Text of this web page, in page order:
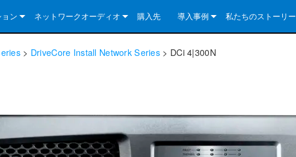
4|600
2|1200
4|600BL
2|600BL
2125
4125 Series
Analog Series
2|300
ン
CDi DriveCore Series- BLU Link
Commercial Series
ComTech DriveCore Series
DriveCore Install Network Series
XTi 2 Series
XLS DriveCore 2 Series
DCi DriveCore Series DriveCore Install Analog Series
DriveCore Install DA Series
XLC Series
I-Tech HD Series
ネットワークオーディオ
CobraNet
AVB
購入先 導入事例 私たちのストーリー
世界中の Crown
> DriveCore Install Network Series > DCi 4|300N